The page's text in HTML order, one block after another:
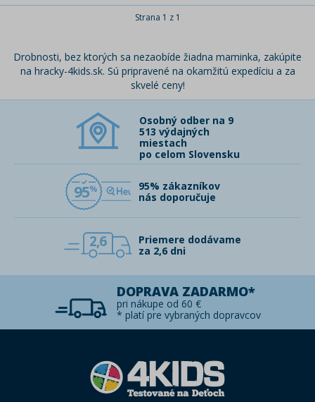
Strana 1 z 1
Drobnosti, bez ktorých sa nezaobíde žiadna maminka, zakúpite
na hracky-4kids.sk. Sú pripravené na okamžitú expedíciu a za
skvelé ceny!
Osobný odber na 9
513 výdajných
miestach
po celom Slovensku
95
95% zákazníkov
nás doporučuje
2,6
Priemere dodávame
za 2,6 dni
DOPRAVA ZADARMO*
pri nákupe od 60 €
* platí pre vybraných dopravcov